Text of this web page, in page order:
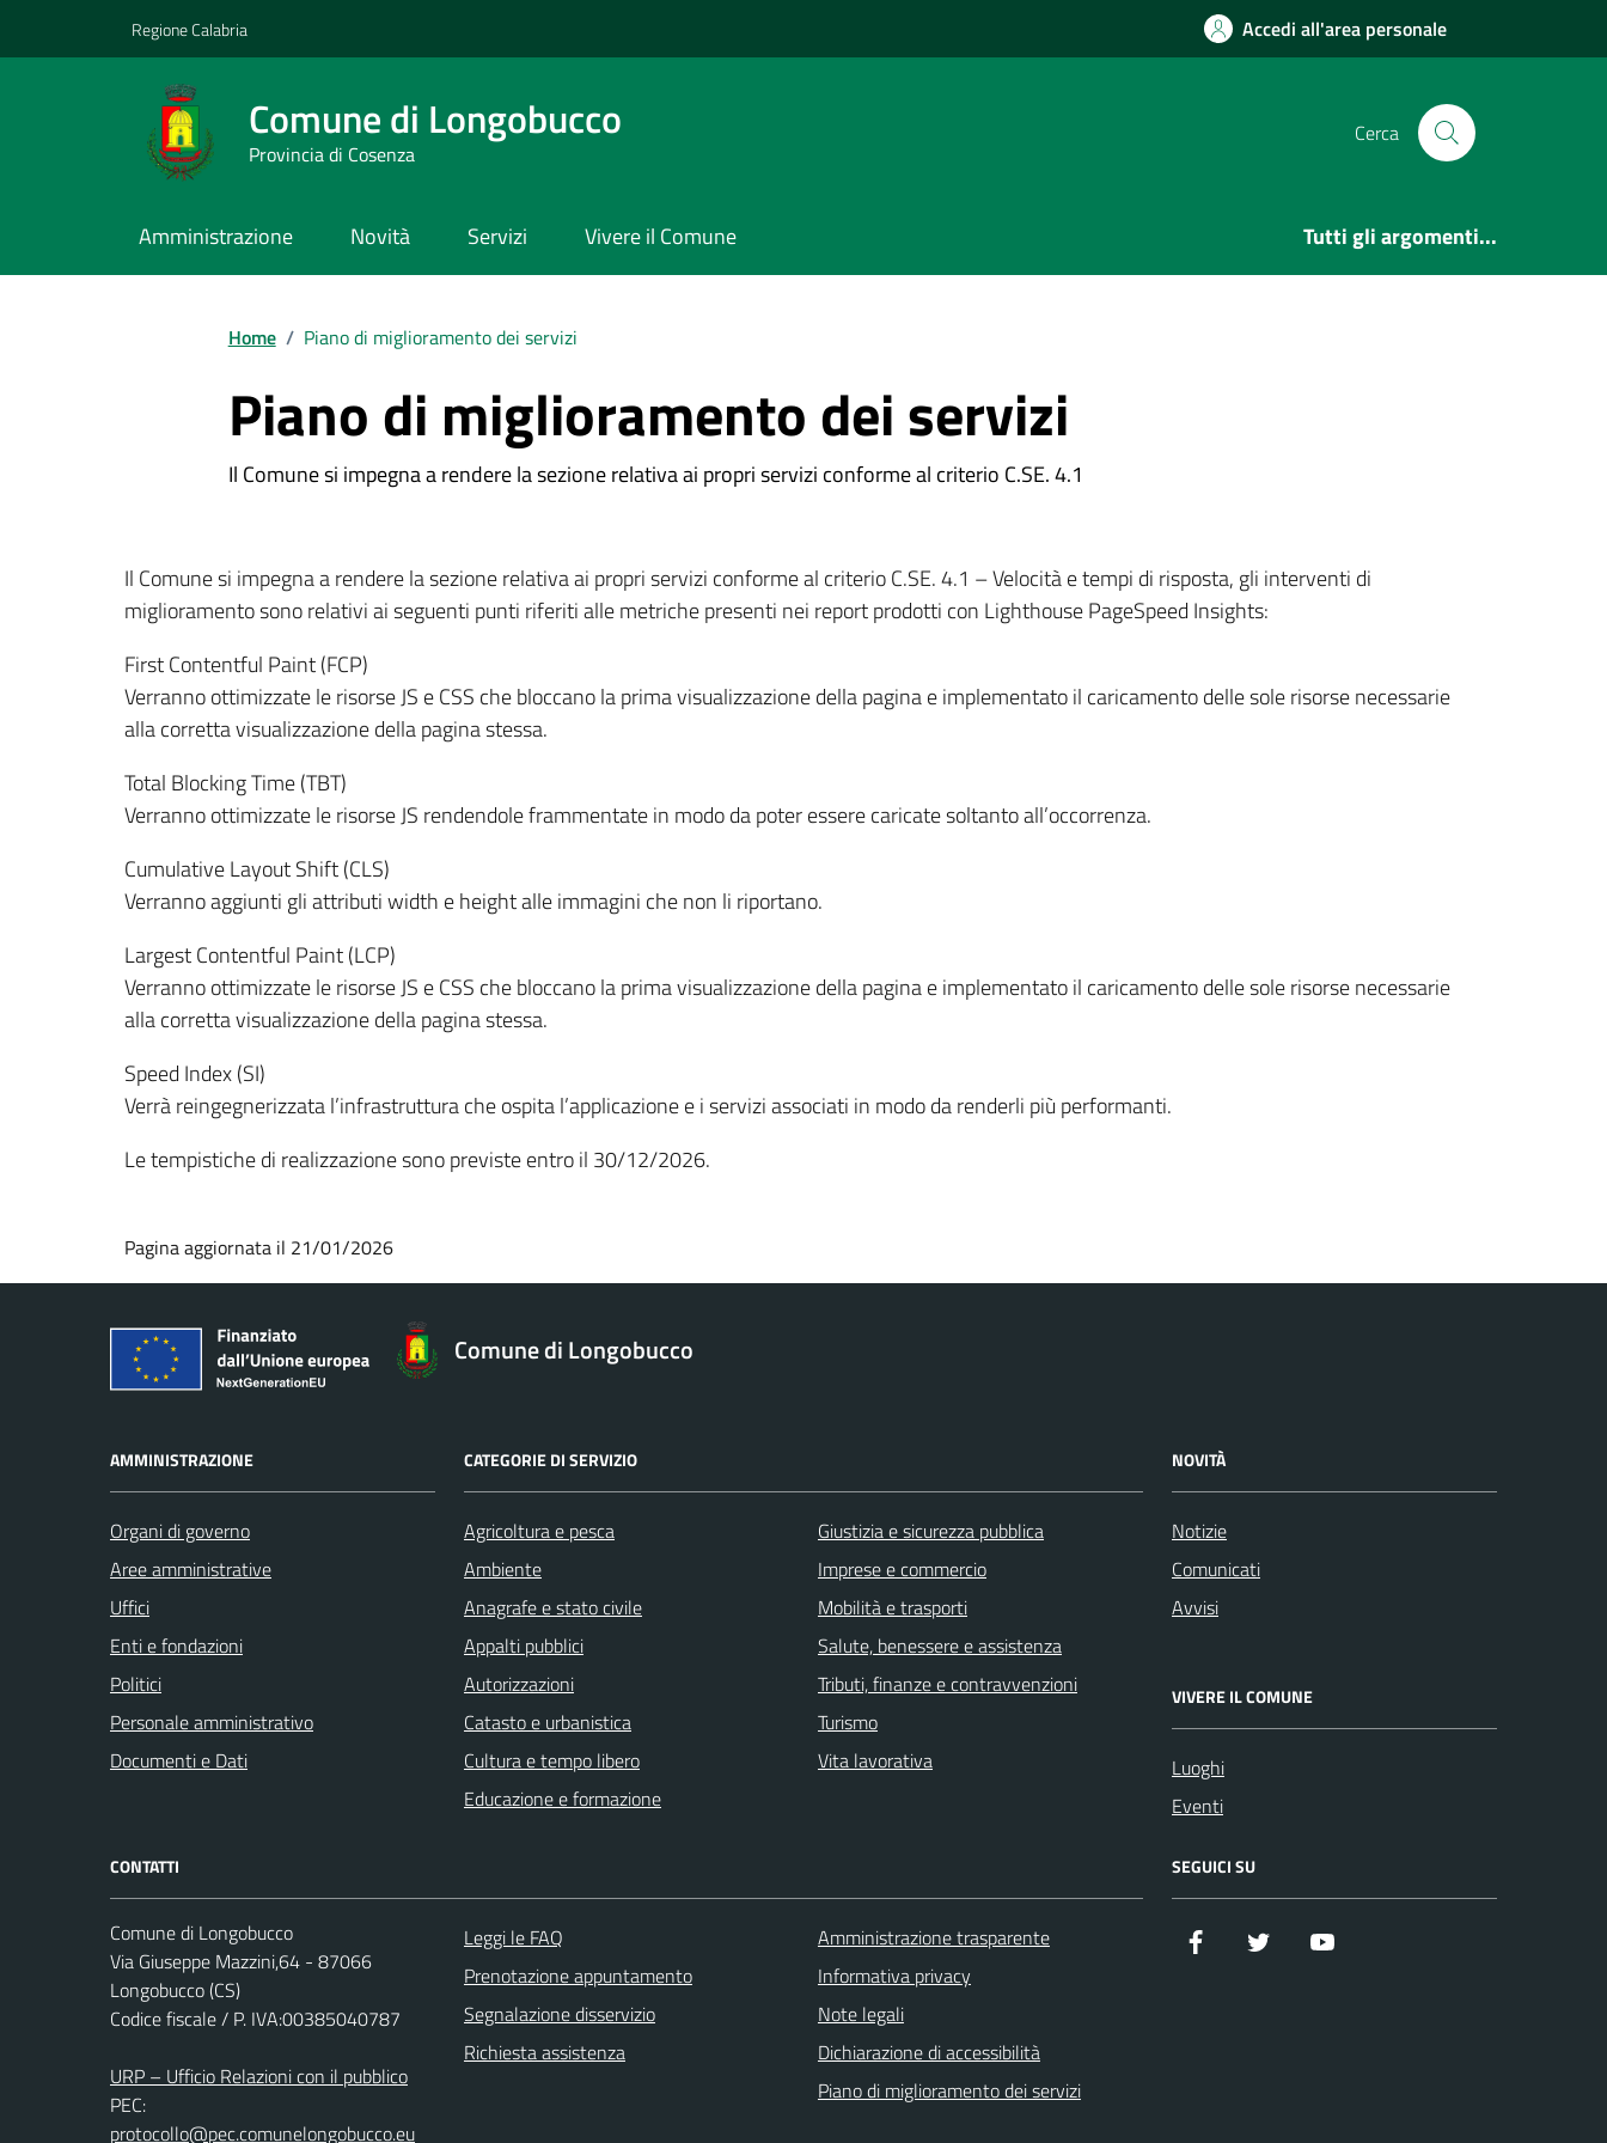
Regione Calabria Accedi all'area personale
Comune di Longobucco
Provincia di Cosenza
Cerca
Amministrazione Novità Servizi Vivere il Comune Tutti gli argomenti...
Home / Piano di miglioramento dei servizi
Piano di miglioramento dei servizi
Il Comune si impegna a rendere la sezione relativa ai propri servizi conforme al criterio C.SE. 4.1
Il Comune si impegna a rendere la sezione relativa ai propri servizi conforme al criterio C.SE. 4.1 – Velocità e tempi di risposta, gli interventi di
miglioramento sono relativi ai seguenti punti riferiti alle metriche presenti nei report prodotti con Lighthouse PageSpeed Insights:
First Contentful Paint (FCP)
Verranno ottimizzate le risorse JS e CSS che bloccano la prima visualizzazione della pagina e implementato il caricamento delle sole risorse necessarie
alla corretta visualizzazione della pagina stessa.
Total Blocking Time (TBT)
Verranno ottimizzate le risorse JS rendendole frammentate in modo da poter essere caricate soltanto all’occorrenza.
Cumulative Layout Shift (CLS)
Verranno aggiunti gli attributi width e height alle immagini che non li riportano.
Largest Contentful Paint (LCP)
Verranno ottimizzate le risorse JS e CSS che bloccano la prima visualizzazione della pagina e implementato il caricamento delle sole risorse necessarie
alla corretta visualizzazione della pagina stessa.
Speed Index (SI)
Verrà reingegnerizzata l’infrastruttura che ospita l’applicazione e i servizi associati in modo da renderli più performanti.
Le tempistiche di realizzazione sono previste entro il 30/12/2026.
Pagina aggiornata il 21/01/2026
Comune di Longobucco
AMMINISTRAZIONE
Organi di governo
Aree amministrative
Uffici
Enti e fondazioni
Politici
Personale amministrativo
Documenti e Dati
CATEGORIE DI SERVIZIO
Agricoltura e pesca
Ambiente
Anagrafe e stato civile
Appalti pubblici
Autorizzazioni
Catasto e urbanistica
Cultura e tempo libero
Educazione e formazione
Giustizia e sicurezza pubblica
Imprese e commercio
Mobilità e trasporti
Salute, benessere e assistenza
Tributi, finanze e contravvenzioni
Turismo
Vita lavorativa
NOVITÀ
Notizie
Comunicati
Avvisi
VIVERE IL COMUNE
Luoghi
Eventi
CONTATTI
Comune di Longobucco
Via Giuseppe Mazzini,64 - 87066
Longobucco (CS)
Codice fiscale / P. IVA:00385040787
URP – Ufficio Relazioni con il pubblico
PEC:
protocollo@pec.comunelongobucco.eu
Leggi le FAQ
Prenotazione appuntamento
Segnalazione disservizio
Richiesta assistenza
Amministrazione trasparente
Informativa privacy
Note legali
Dichiarazione di accessibilità
Piano di miglioramento dei servizi
SEGUICI SU
Facebook Twitter